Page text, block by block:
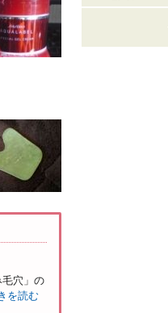
穴」の
を読む